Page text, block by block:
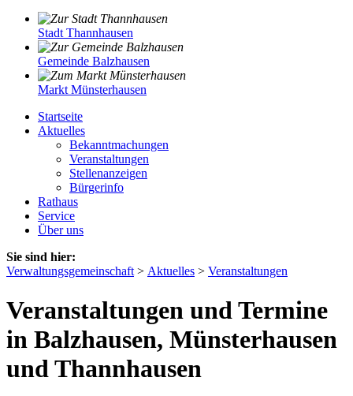
Stadt Thannhausen
Gemeinde Balzhausen
Markt Münsterhausen
Startseite
Aktuelles
Bekanntmachungen
Veranstaltungen
Stellenanzeigen
Bürgerinfo
Rathaus
Service
Über uns
Sie sind hier:
Verwaltungsgemeinschaft > Aktuelles > Veranstaltungen
Veranstaltungen und Termine
in Balzhausen, Münsterhausen
und Thannhausen